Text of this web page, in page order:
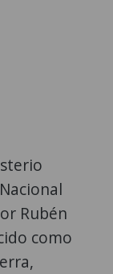
Rubén
como